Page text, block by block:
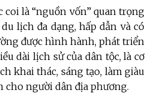
là “nguồn vốn” quan trọng
lịch đa dạng, hấp dẫn và có
được hình hành, phát triển
dài lịch sử của dân tộc, là cơ
khai thác, sáng tạo, làm giàu
cho người dân địa phương.